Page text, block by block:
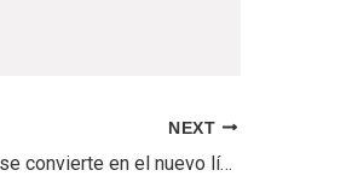
NEXT
Atlético Nacional vence al Tolima y se convierte en el nuevo líder de la Liga BetPlay